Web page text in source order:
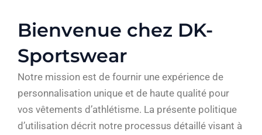
contentBienvenue chez DK-
Sportswear
Notre mission est de fournir une expérience de
personnalisation unique et de haute qualité pour
vos vêtements d’athlétisme. La présente politique
d’utilisation décrit notre processus détaillé visant à